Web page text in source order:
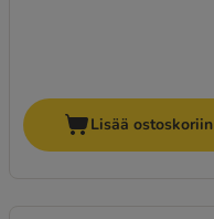
Lisää ostoskoriin